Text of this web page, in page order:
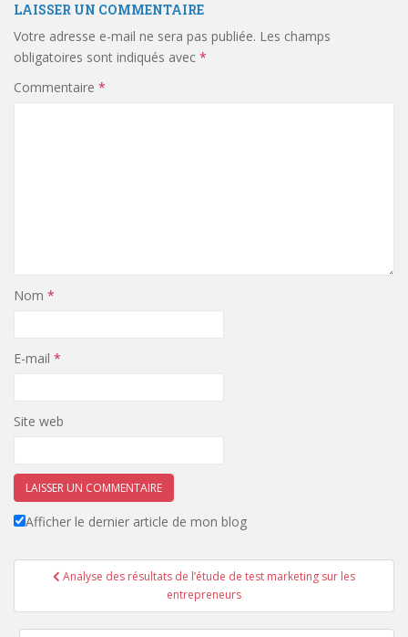
LAISSER UN COMMENTAIRE
Votre adresse e-mail ne sera pas publiée. Les champs
obligatoires sont indiqués avec *
Commentaire *
Nom *
E-mail *
Site web
Afficher le dernier article de mon blog
Navigation
l’article
Analyse des résultats de l’étude de test marketing sur les
entrepreneurs